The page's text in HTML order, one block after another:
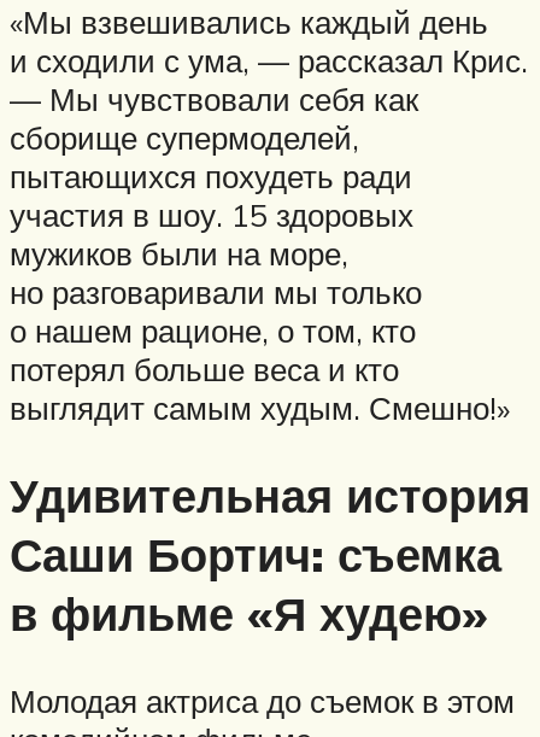
«Мы взвешивались каждый день
и сходили с ума, — рассказал Крис.
— Мы чувствовали себя как
сборище супермоделей,
пытающихся похудеть ради
участия в шоу. 15 здоровых
мужиков были на море,
но разговаривали мы только
о нашем рационе, о том, кто
потерял больше веса и кто
выглядит самым худым. Смешно!»
Удивительная история
Саши Бортич: съемка
в фильме «Я худею»
Молодая актриса до съемок в этом